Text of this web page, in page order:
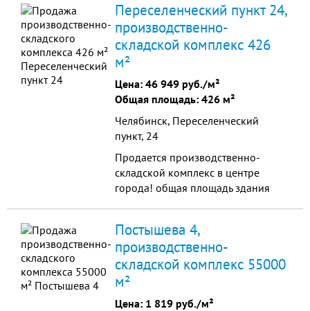
холодные складские помещения
так и отапливаемые офисные.
собственник
Переселенческий пункт 24,
производственно-
складской комплекс 426
м²
Цена: 46 949 руб./м²
Общая площадь: 426 м²
Челябинск, Переселенческий
пункт, 24
Продается производственно-
складской комплекс в центре
города! общая площадь здания
Общая площадь одноэтажного неж
Постышева 4,
производственно-
складской комплекс 55000
м²
Цена: 1 819 руб./м²